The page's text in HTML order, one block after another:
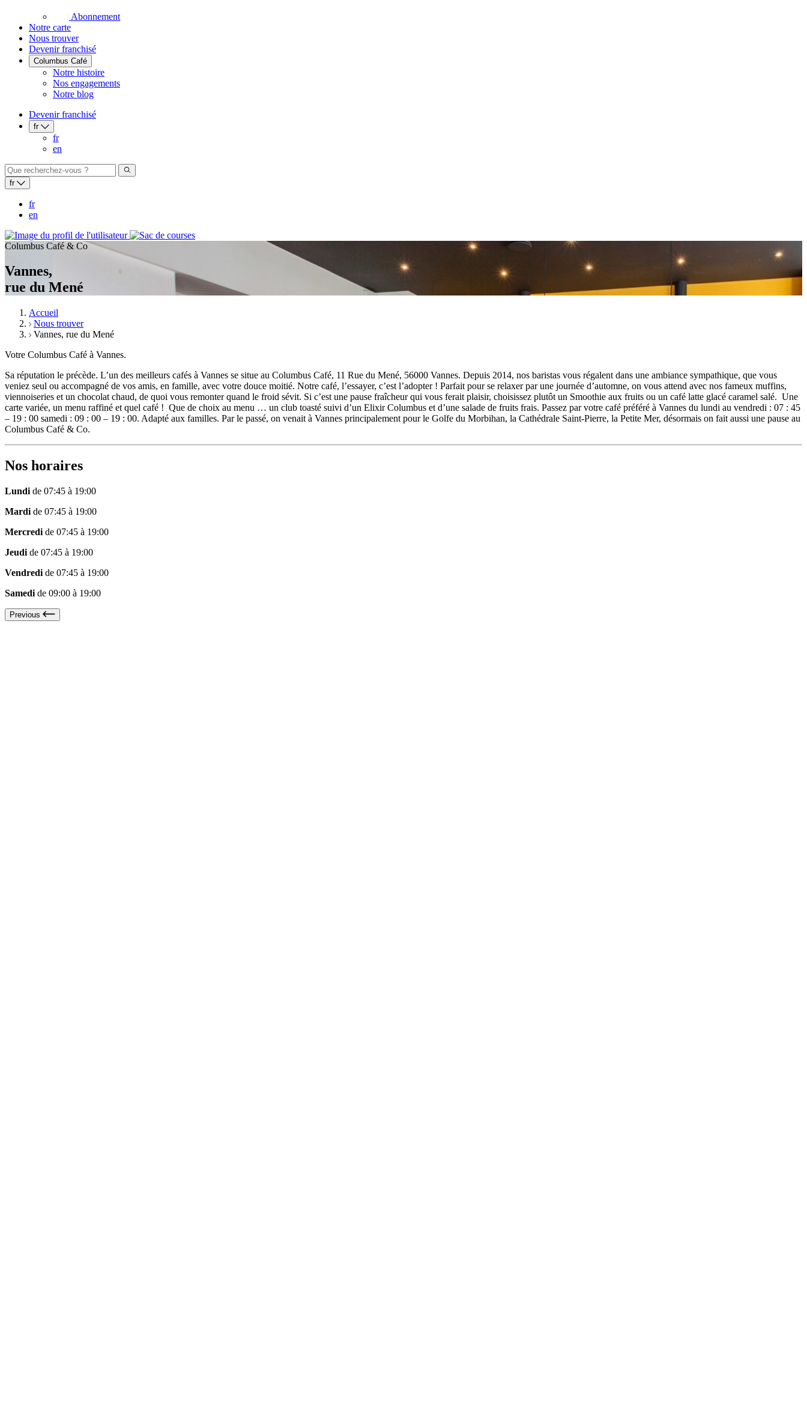
Abonnement
Notre carte
Nous trouver
Devenir franchisé
Columbus Café
Notre histoire
Nos engagements
Notre blog
Devenir franchisé
fr
fr
en
fr
fr
en
Columbus Café & Co
Vannes,
rue du Mené
Accueil
Nous trouver
Vannes, rue du Mené
Votre Columbus Café à Vannes.
Sa réputation le précède. L’un des meilleurs cafés à Vannes se situe au Columbus Café, 11 Rue du Mené, 56000 Vannes. Depuis 2014, nos baristas vous régalent dans une ambiance sympathique, que vous
veniez seul ou accompagné de vos amis, en famille, avec votre douce moitié. Notre café, l’essayer, c’est l’adopter ! Parfait pour se relaxer par une journée d’automne, on vous attend avec nos fameux muffins,
viennoiseries et un chocolat chaud, de quoi vous remonter quand le froid sévit. Si c’est une pause fraîcheur qui vous ferait plaisir, choisissez plutôt un Smoothie aux fruits ou un café latte glacé caramel salé. Une
carte variée, un menu raffiné et quel café ! Que de choix au menu … un club toasté suivi d’un Elixir Columbus et d’une salade de fruits frais. Passez par votre café préféré à Vannes du lundi au vendredi : 07 : 45
– 19 : 00 samedi : 09 : 00 – 19 : 00. Adapté aux familles. Par le passé, on venait à Vannes principalement pour le Golfe du Morbihan, la Cathédrale Saint-Pierre, la Petite Mer, désormais on fait aussi une pause au
Columbus Café & Co.
Nos horaires
Lundi de 07:45 à 19:00
Mardi de 07:45 à 19:00
Mercredi de 07:45 à 19:00
Jeudi de 07:45 à 19:00
Vendredi de 07:45 à 19:00
Samedi de 09:00 à 19:00
Previous